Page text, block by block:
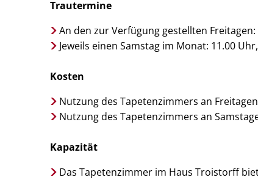
Trautermine
An den zur Verfügung gestellten
Jeweils einen Samstag im Monat: 11.00
Kosten
Nutzung des Tapetenzimmers an
Nutzung des Tapetenzimmers an
Kapazität
Das Tapetenzimmer im Haus Troistorff